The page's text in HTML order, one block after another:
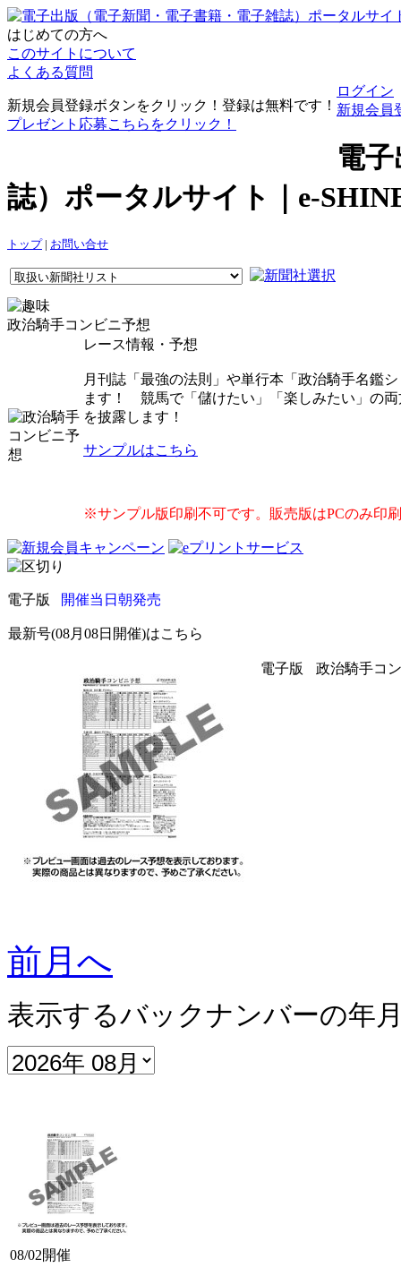
はじめての方へ
このサイトについて
よくある質問
新規会員登録ボタンをクリック！登録は無料です！
プレゼント応募こちらをクリック！
ログイン
新規会員
電
誌）ポータルサイト｜e-
トップ| お問い合せ
政治騎手コンビニ予想
レース情報・予想
月刊誌「最強の法則」や単行本「政治騎手名鑑
ます！ 競馬で「儲けたい」「楽しみたい」の
を披露します！
サンプルはこちら
※サンプル版印刷不可です。販売版はPCのみ印
電子版 開催当日朝発売
最新号(08月08日開催)はこちら
電子版 政治騎手コ
前月へ
表示するバックナンバーの年
08/02開催